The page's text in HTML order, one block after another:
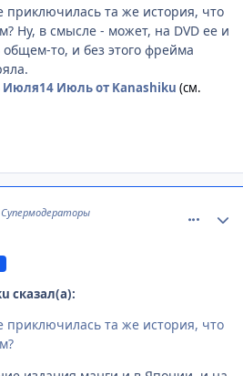
приключилась та же история, что
Ну, в смысле - может, на DVD ее и
общем-то, и без этого фрейма
Июля14 Июльот Kanashiku (см.
Супермодераторы
сказал(а):
приключилась та же история, что